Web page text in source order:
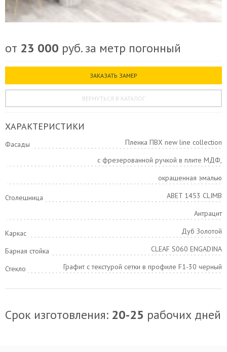
от 23 000 руб. за метр погонный
ЗАКАЗАТЬ ЗАМЕР
ВЕРНУТЬСЯ В КАТАЛОГ
ХАРАКТЕРИСТИКИ
Фасады
Пленка ПВХ new line collection
с фрезерованной ручкой в плите МДФ,
окрашенная эмалью
Столешница
ABET 1453 CLIMB
Антрацит
Каркас Дуб Золотой
Барная стойка CLEAF S060 ENGADINA
Стекло Графит с текстурой сетки в профиле F1-30 черный
Срок изготовления: 20-25 рабочих дней